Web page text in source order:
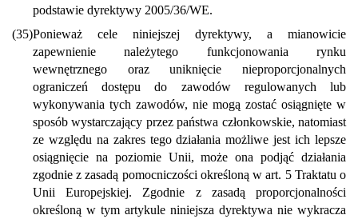
podstawie dyrektywy 2005/36/WE.
(35)Ponieważ cele niniejszej dyrektywy, a mianowicie
zapewnienie należytego funkcjonowania rynku
wewnętrznego oraz uniknięcie nieproporcjonalnych
ograniczeń dostępu do zawodów regulowanych lub
wykonywania tych zawodów, nie mogą zostać osiągnięte w
sposób wystarczający przez państwa członkowskie, natomiast
ze względu na zakres tego działania możliwe jest ich lepsze
osiągnięcie na poziomie Unii, może ona podjąć działania
zgodnie z zasadą pomocniczości określoną w art. 5 Traktatu o
Unii Europejskiej. Zgodnie z zasadą proporcjonalności
określoną w tym artykule niniejsza dyrektywa nie wykracza